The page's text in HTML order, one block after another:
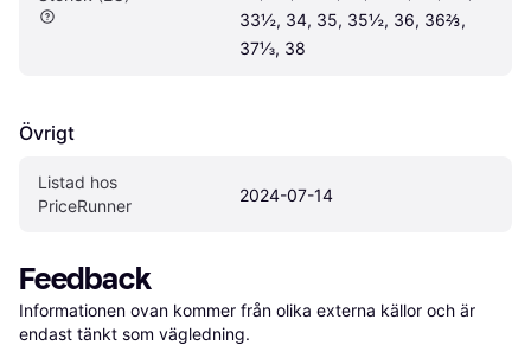
33½, 34, 35, 35½, 36, 36⅔,
37⅓, 38
Övrigt
Listad hos
PriceRunner
2024-07-14
Feedback
Informationen ovan kommer från olika externa källor och är
endast tänkt som vägledning.